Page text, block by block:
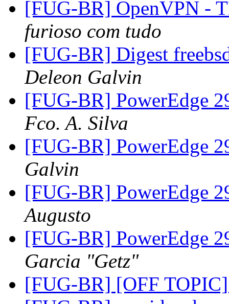
[FUG-BR] OpenVPN -
furioso com tudo
[FUG-BR] Digest
Deleon Galvin
[FUG-BR] PowerEdge
Fco. A. Silva
[FUG-BR] PowerEdge
Galvin
[FUG-BR] PowerEdge
Augusto
[FUG-BR] PowerEdge
Garcia "Getz"
[FUG-BR] [OFF